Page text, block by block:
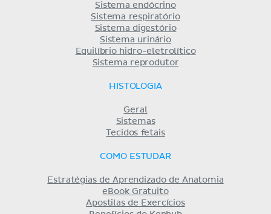
Sistema endócrino
Sistema respiratório
Sistema digestório
Sistema urinário
Equilíbrio hidro-eletrolítico
Sistema reprodutor
HISTOLOGIA
Geral
Sistemas
Tecidos fetais
COMO ESTUDAR
Estratégias de Aprendizado de Anatomia
eBook Gratuito
Apostilas de Exercícios